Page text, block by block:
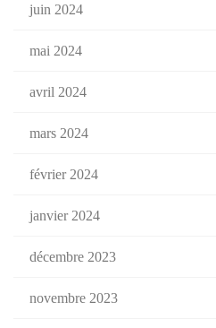
juin 2024
mai 2024
avril 2024
mars 2024
février 2024
janvier 2024
décembre 2023
novembre 2023